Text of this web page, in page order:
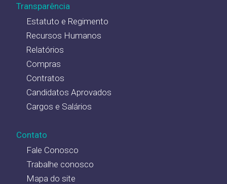
Transparência
Estatuto e Regimento
Recursos Humanos
Relatórios
Compras
Contratos
Candidatos Aprovados
Cargos e Salários
Contato
Fale Conosco
Trabalhe conosco
Mapa do site